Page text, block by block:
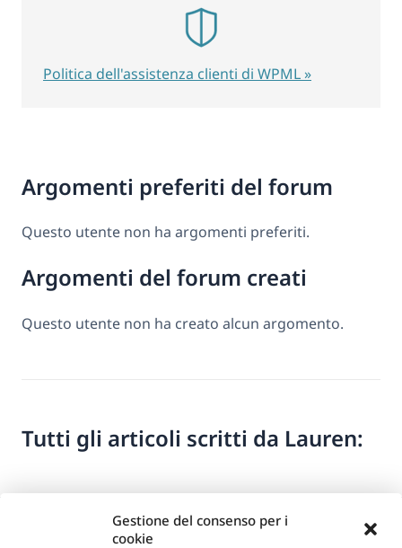
Gestione del consenso per i
cookie
Argomenti preferiti del forum
Questo utente non ha argomenti preferiti.
Argomenti del forum creati
Questo utente non ha creato alcun argomento.
Tutti gli articoli scritti da Lauren:
Politica dell'assistenza clienti di WPML »